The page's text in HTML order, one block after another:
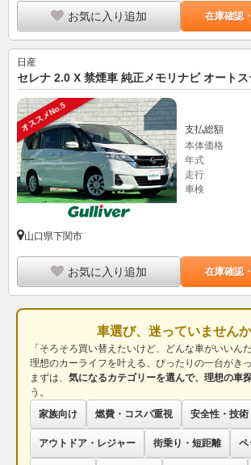
お気に入り追加 在庫確認
日産
セレナ 2.0 X 禁煙車 純正メモリナビ オート
オススメNo.5 支払総額
本体価格
年式
走行
車検
山口県下関市
お気に入り追加 在庫確認
車選び、迷っていません
「そろそろ買い替えたいけど、どんな車がいいん
理想のカーライフを叶える、ぴったりの一台がき
まずは、 気になるカテゴリーを選んで、理想の車
う。
家族向け
燃費・コスパ重視 安全性・技術
アウトドア・レジャー 街乗り・短距離 ペ